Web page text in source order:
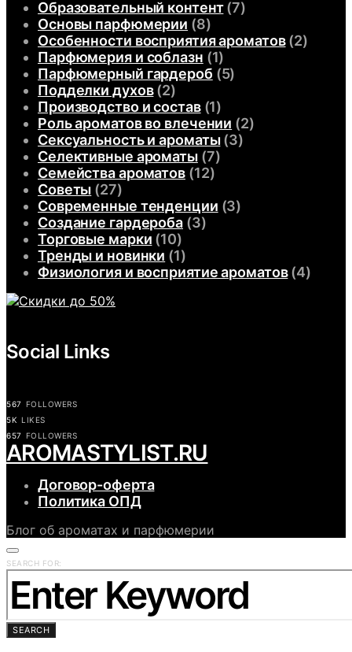
Образовательный контент(7)
Основы парфюмерии (8)
Особенности восприятия ароматов(2)
Парфюмерия и соблазн (1)
Парфюмерный гардероб (5)
Подделки духов(2)
Производство и состав(1)
Роль ароматов во влечении (2)
Сексуальность и ароматы(3)
Селективные ароматы(7)
Семейства ароматов(12)
Советы (27)
Современные тенденции (3)
Создание гардероба(3)
Торговые марки (10)
Тренды и новинки (1)
Физиология и восприятие ароматов(4)
Social Links
567 FOLLOWERS
5K LIKES
657 FOLLOWERS
АROMASTYLIST.RU
Договор-оферта
Политика ОПД
Блог об ароматах и парфюмерии
SEARCH FOR:
SEARCH